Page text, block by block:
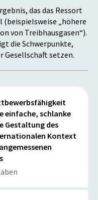
das das Ressort
„höhere
von Treibhausgasen“).
die Schwerpunkte,
Gesellschaft setzen.
einfache, schlanke
Gestaltung des
Kontext